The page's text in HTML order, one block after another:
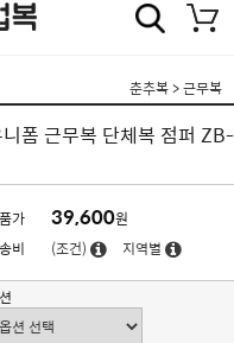
춘추복>근무복
폼 근무복 단체복 점퍼 ZB-
가 39,600원
비
(조건) 지역별